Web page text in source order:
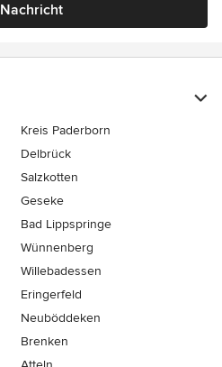
Nachricht
Kreis Paderborn
Delbrück
Salzkotten
Geseke
Bad Lippspringe
Wünnenberg
Willebadessen
Eringerfeld
Neuböddeken
Brenken